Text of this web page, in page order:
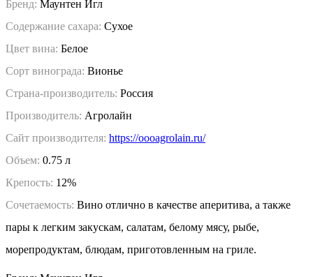
Бренд: Маунтен Игл
Содержание сахара: Сухое
Цвет вина: Белое
Сорт винограда: Вионье
Страна-производитель: Россия
Производитель: Агролайн
Сайт производителя: https://oooagrolain.ru/
Объем: 0.75 л
Крепость: 12%
Сочетаемость: Вино отлично в качестве аперитива, а также
пары к легким закускам, салатам, белому мясу, рыбе,
морепродуктам, блюдам, приготовленным на гриле.